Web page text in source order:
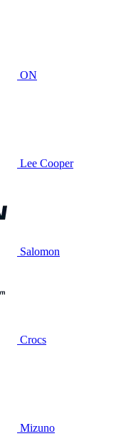
ON
Lee Cooper
Salomon
Crocs
Mizuno